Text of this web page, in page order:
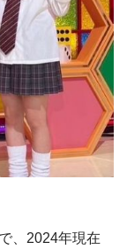
、2024年現在